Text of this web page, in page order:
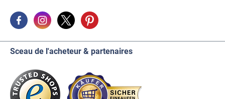
Sceau de l'acheteur & partenaires